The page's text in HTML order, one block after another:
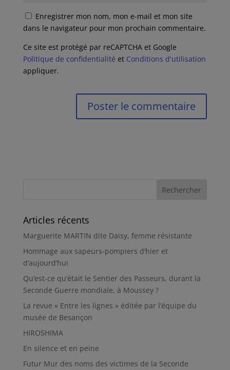
Enregistrer mon nom, mon e-mail et mon site
dans le navigateur pour mon prochain commentaire.
Ce site est protégé par reCAPTCHA et Google
Politique de confidentialité et Conditions d'utilisation
appliquer.
Articles récents
Marguerite MARTIN dite Daisy, femme résistante
Hommage aux sapeurs-pompiers d’hier et
d’aujourd’hui
Qu’est-ce qu’était le Sentier des Passeurs, durant la
Seconde Guerre mondiale, à Moussey ?
La revue « Entre les lignes » éditée par l’équipe du
musée de Besançon
HIROSHIMA
En silence et en peine
Futur Mur des noms des victimes de la Seconde